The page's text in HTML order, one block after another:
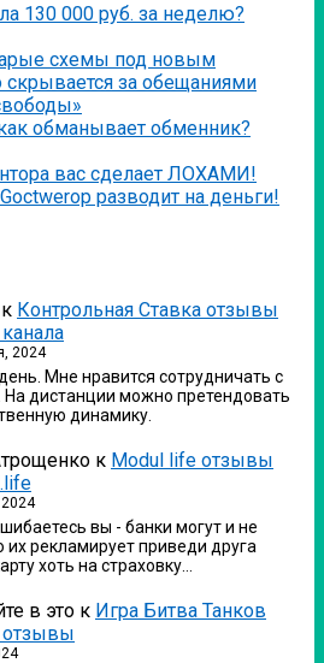
130 000 руб. за неделю?
схемы под новым
скрывается за обещаниями
обманывает обменник?
вас сделает ЛОХАМИ!
разводит на деньги!
к Контрольная Ставка отзывы
2024
Мне нравится сотрудничать с
На дистанции можно претендовать
динамику.
к Modul life отзывы
2024
вы - банки могут и не
их рекламирует приведи друга
хоть на страховку…
в это к Игра Битва Танков
отзывы